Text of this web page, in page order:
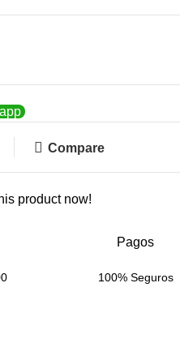
Compare
product now!
Pagos
100% Seguros